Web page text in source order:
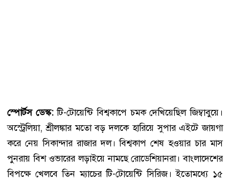
স্পোর্টস ডেস্ক:টি-টোয়েন্টি বিশ্বকাপে চমক দেখিয়েছিল জিম্বাবুয়ে।
অস্ট্রেলিয়া, শ্রীলঙ্কার মতো বড় দলকে হারিয়ে সুপার এইটে জায়গা
করে নেয় সিকান্দার রাজার দল। বিশ্বকাপ শেষ হওয়ার চার মাস
পুনরায় বিশ ওভারের লড়াইয়ে নামছে রোডেশিয়ানরা। বাংলাদেশের
বিপক্ষে খেলবে তিন ম্যাচের টি-টোয়েন্টি সিরিজ। ইতোমধ্যে ১৫